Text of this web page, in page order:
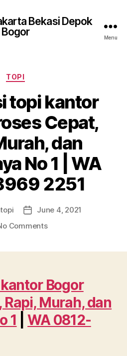
Bekasi Depok
Bogor
Menu
Categories
TOPI
topi kantor
Cepat,
dan
No 1 | WA
2251
PostJune 4, 2021
Commentson
Proses
Cepat,
Rapi,
Murah,
dan
Bogor
Rapi, Murah, dan
1 |WA 0812-